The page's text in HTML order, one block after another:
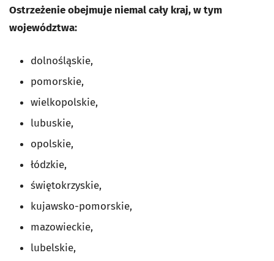
Ostrzeżenie obejmuje niemal cały kraj, w tym
województwa:
dolnośląskie,
pomorskie,
wielkopolskie,
lubuskie,
opolskie,
łódzkie,
świętokrzyskie,
kujawsko-pomorskie,
mazowieckie,
lubelskie,